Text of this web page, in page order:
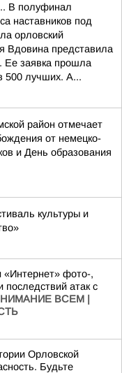
В полуфинал
наставников под
орловский
Вдовина представила
Ее заявка прошла
500 лучших. А...
район отмечает
от немецко-
и День образования
культуры и
фото-,
атак с
ВСЕМ |
Орловской
Будьте